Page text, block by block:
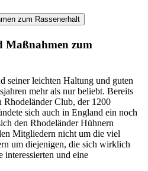
zum Rassenerhalt
Maßnahmen zum
seiner leichten Haltung und guten
mehr als nur beliebt. Bereits
Rhodeländer Club, der 1200
sich auch in England ein noch
den Rhodeländer Hühnern
Mitgliedern nicht um die viel
um diejenigen, die sich wirklich
interessierten und eine